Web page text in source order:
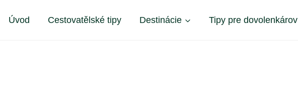
Úvod Cestovatělské tipy Destinácie Tipy pre dovolenkárov